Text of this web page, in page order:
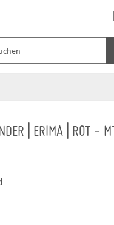
| ERIMA | ROT -